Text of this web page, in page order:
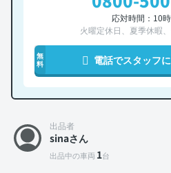
応対時間：10
火曜定休日、夏季休暇
無
料
電話でスタッフ
出品者
sinaさん
出品中の車両 1台